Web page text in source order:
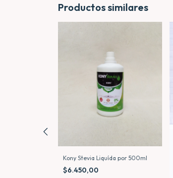
Productos similares
Kony Stevia Liquída por 500ml
$6.450,00